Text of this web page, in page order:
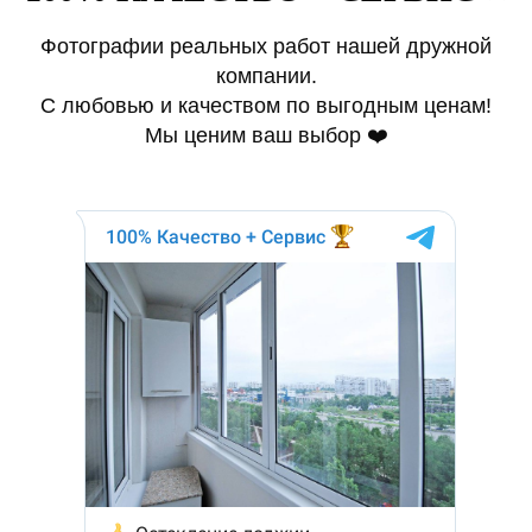
Фотографии реальных работ нашей дружной
компании.
С любовью и качеством по выгодным ценам!
Мы ценим ваш выбор ❤️